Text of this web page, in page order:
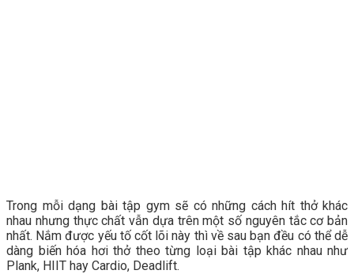
Trong mỗi dạng bài tập gym sẽ có những cách hít thở khác
nhau nhưng thực chất vẫn dựa trên một số nguyên tắc cơ bản
nhất. Nắm được yếu tố cốt lõi này thì về sau bạn đều có thể dễ
dàng biến hóa hơi thở theo từng loại bài tập khác nhau như
Plank, HIIT hay Cardio, Deadlift.